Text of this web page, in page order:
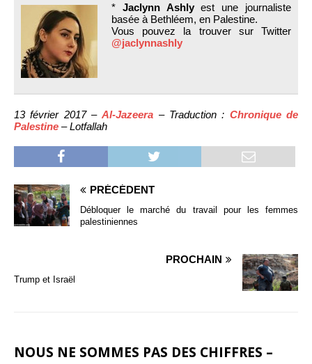
* Jaclynn Ashlyest une journaliste
basée à Bethléem, en Palestine.
Vous pouvez la trouver sur Twitter
@jaclynnashly
13 février 2017 –Al-Jazeera – Traduction : Chronique de
Palestine – Lotfallah
PRÉCÉDENT
Débloquer le marché du travail pour les femmes
palestiniennes
PROCHAIN
Trump et Israël
NOUS NE SOMMES PAS DES CHIFFRES –